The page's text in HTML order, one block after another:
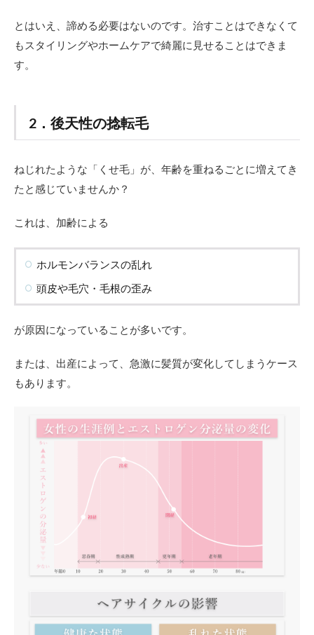
ボブ
5.2
ィア
ム・
ロン
プリ
ワッ
ト
とはいえ、諦める必要はないのです。治すことはできなくて
もスタイリングやホームケアで綺麗に見せることはできま
す。
2．後天性の捻転毛
ねじれたような「くせ毛」が、年齢を重ねるごとに増えてき
たと感じていませんか？
これは、加齢による
ホルモンバランスの乱れ
頭皮や毛穴・毛根の歪み
が原因になっていることが多いです。
または、出産によって、急激に髪質が変化してしまうケース
もあります。